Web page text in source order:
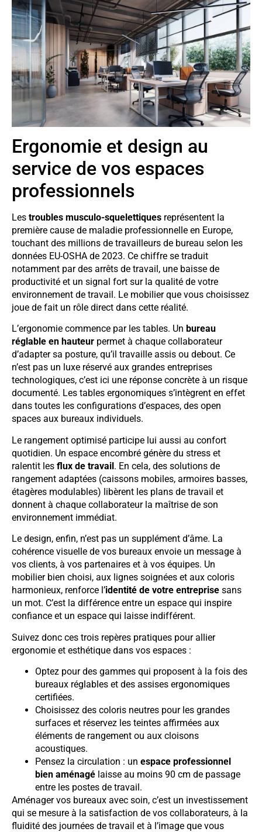
Ergonomie et design au
service de vos espaces
professionnels
Les troubles musculo-squelettiques représentent la
première cause de maladie professionnelle en Europe,
touchant des millions de travailleurs de bureau selon les
données EU-OSHA de 2023. Ce chiffre se traduit
notamment par des arrêts de travail, une baisse de
productivité et un signal fort sur la qualité de votre
environnement de travail. Le mobilier que vous choisissez
joue de fait un rôle direct dans cette réalité.
L’ergonomie commence par les tables. Un bureau
réglable en hauteur permet à chaque collaborateur
d’adapter sa posture, qu’il travaille assis ou debout. Ce
n’est pas un luxe réservé aux grandes entreprises
technologiques, c’est ici une réponse concrète à un risque
documenté. Les tables ergonomiques s’intègrent en effet
dans toutes les configurations d’espaces, des open
spaces aux bureaux individuels.
Le rangement optimisé participe lui aussi au confort
quotidien. Un espace encombré génère du stress et
ralentit les flux de travail. En cela, des solutions de
rangement adaptées (caissons mobiles, armoires basses,
étagères modulables) libèrent les plans de travail et
donnent à chaque collaborateur la maîtrise de son
environnement immédiat.
Le design, enfin, n’est pas un supplément d’âme. La
cohérence visuelle de vos bureaux envoie un message à
vos clients, à vos partenaires et à vos équipes. Un
mobilier bien choisi, aux lignes soignées et aux coloris
harmonieux, renforce l’identité de votre entreprise sans
un mot. C’est la différence entre un espace qui inspire
confiance et un espace qui laisse indifférent.
Suivez donc ces trois repères pratiques pour allier
ergonomie et esthétique dans vos espaces :
Optez pour des gammes qui proposent à la fois des
bureaux réglables et des assises ergonomiques
certifiées.
Choisissez des coloris neutres pour les grandes
surfaces et réservez les teintes affirmées aux
éléments de rangement ou aux cloisons
acoustiques.
Pensez la circulation : un espace professionnel
bien aménagé laisse au moins 90 cm de passage
entre les postes de travail.
Aménager vos bureaux avec soin, c’est un investissement
qui se mesure à la satisfaction de vos collaborateurs, à la
fluidité des journées de travail et à l’image que vous